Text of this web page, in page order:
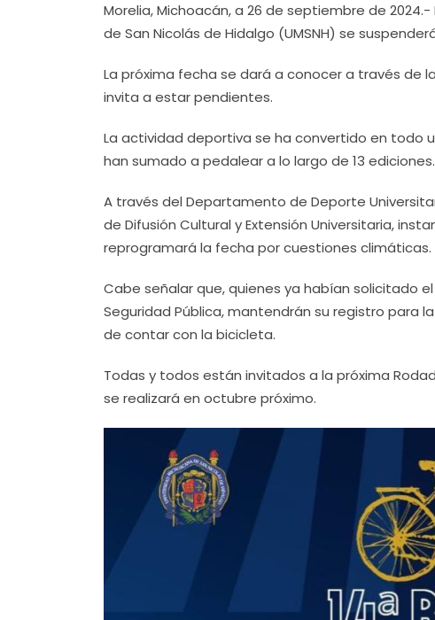
Morelia, Michoacán, a 26 de septiembre de
de San Nicolás de Hidalgo (UMSNH) se
La próxima fecha se dará a conocer a través de
invita a estar pendientes.
La actividad deportiva se ha convertido en todo
han sumado a pedalear a lo largo de 13 ediciones.
A través del Departamento de Deporte
de Difusión Cultural y Extensión Universitaria,
reprogramará la fecha por cuestiones climáticas.
Cabe señalar que, quienes ya habían solicitado
Seguridad Pública, mantendrán su registro para
de contar con la bicicleta.
Todas y todos están invitados a la próxima
se realizará en octubre próximo.